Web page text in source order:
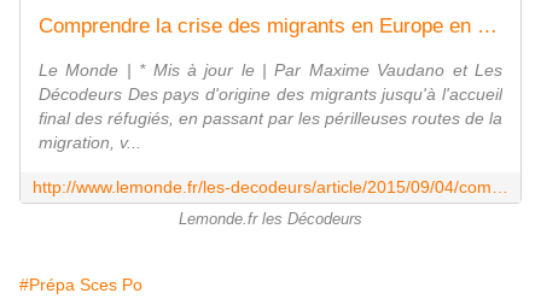
Comprendre la crise des migrants en Europe en cartes, graphiques et vidéos
Le Monde | * Mis à jour le | Par Maxime Vaudano et Les
Décodeurs Des pays d'origine des migrants jusqu'à l'accueil
final des réfugiés, en passant par les périlleuses routes de la
migration, v...
Lemonde.fr les Décodeurs
#Prépa Sces Po